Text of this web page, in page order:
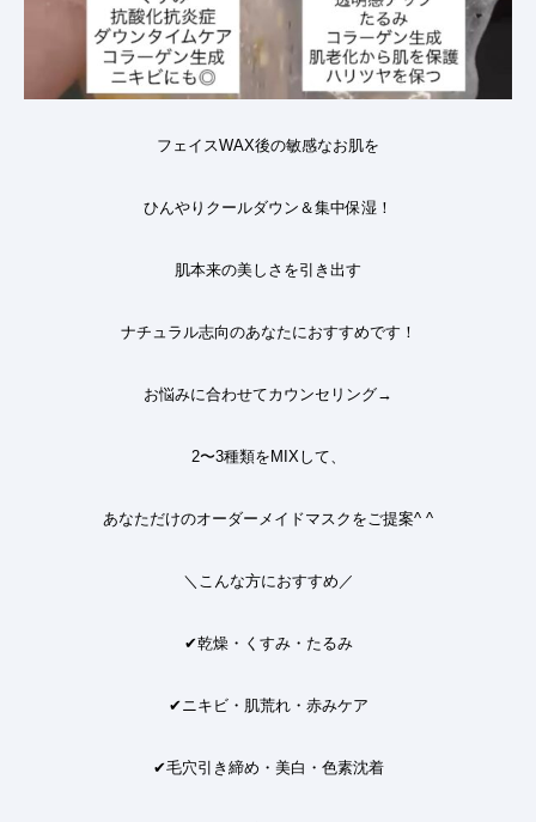
フェイスWAX後の敏感なお肌を
ひんやりクールダウン＆集中保湿 ！
肌本来の美しさを引き出す
ナチュラル志向のあなたにおすすめです ！
お悩みに合わせてカウンセリング→
2〜3種類をMIX して、
あなただけのオーダーメイドマスクをご提案^ ^
＼こんな方におすすめ／
✔乾燥・くすみ・たるみ
✔ ニキビ・肌荒れ・赤みケア
✔毛穴引き締め・美白・色素沈着